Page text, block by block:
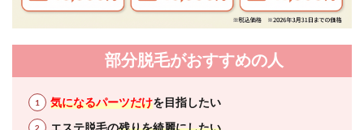
部分脱毛がおすすめの人
気になるパーツだけを目指したい
エステ脱毛の残りを綺麗にしたい